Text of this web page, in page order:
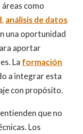
como
, análisis de datos
una oportunidad
aportar
La formación
a integrar esta
con propósito.
que no
Los